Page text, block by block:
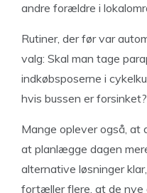
andre forældre i
Rutiner, der før var
valg: Skal man tage
indkøbsposerne i
hvis bussen er forsinket?
Mange oplever også,
at planlægge dagen
alternative løsninger
fortæller flere, at de nye